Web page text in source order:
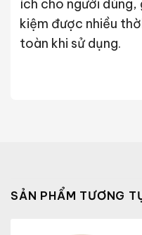
ích cho người
kiệm được nhiều
toàn khi sử dụng.
SẢN PHẨM TƯƠNG